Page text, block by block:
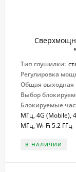
Тип глушилки:
Регулировка
Выбор
Блокируемые
МГц, 4G (Mobile),
МГц, Wi-Fi 5.2 ГГц
В НАЛИЧИИ